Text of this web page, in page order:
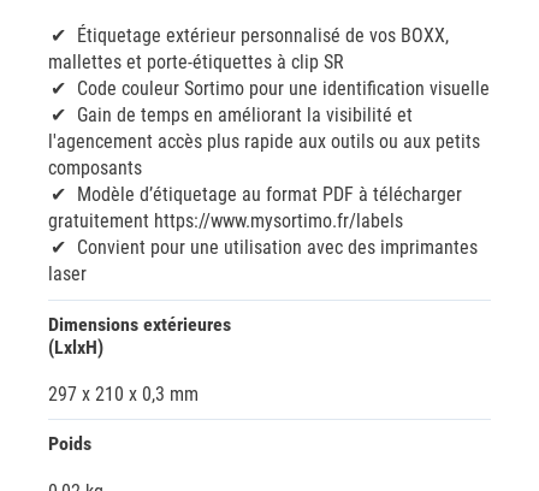
Étiquetage extérieur personnalisé de vos BOXX,
mallettes et porte-étiquettes à clip SR
Code couleur Sortimo pour une identification visuelle
Gain de temps en améliorant la visibilité et
l'agencement accès plus rapide aux outils ou aux petits
composants
Modèle d’étiquetage au format PDF à télécharger
gratuitement https://www.mysortimo.fr/labels
Convient pour une utilisation avec des imprimantes
laser
Dimensions extérieures
(LxlxH)
297 x 210 x 0,3 mm
Poids